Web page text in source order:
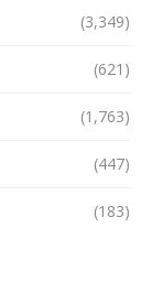
(3,349)
(621)
(1,763)
(447)
(183)